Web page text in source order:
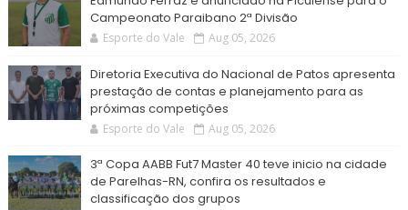
Campeonato Paraibano 2ª Divisão
Esporte do Vale Aug 05, 2026
Diretoria Executiva do Nacional de Patos apresenta
prestação de contas e planejamento para as
próximas competições
Esporte do Vale Aug 05, 2026
3ª Copa AABB Fut7 Master 40 teve inicio na cidade
de Parelhas-RN, confira os resultados e
classificação dos grupos